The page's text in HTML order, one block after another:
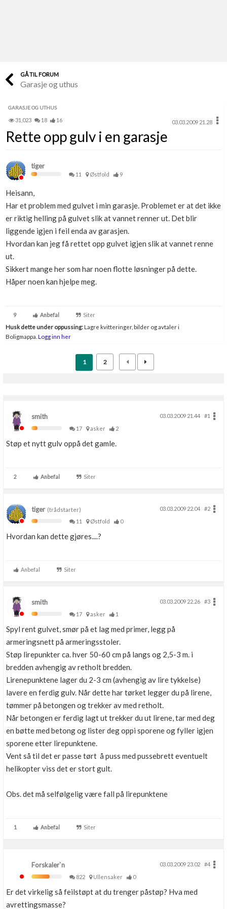
Finn håndverkere
Papirer som mangler
Skaff dokumentasjon som mangler
Kundeservice
Få svar på det du lurer på
Kom i gang med Boligmappa
Se din bolig? Klikk her
Boligmappa+
Få mer ut av Boligmappa
Nytt
GÅ TIL FORUM
Garasje og uthus
GARASJE OG UTHUS
31,023 18 16 03.03.2009 21.28
Rette opp gulv i en garasje
tiger
11 Østfold 9
Heisann,
Har et problem med gulvet i min garasje. Problemet er at det ikke
er riktig helling på gulvet slik at vannet renner ut. Det blir
liggende igjen i feil enda av garasjen.
Hvordan kan jeg få rettet opp gulvet igjen slik at vannet renne
ut.
Sikkert mange her som har noen flotte løsninger på dette.
Håper noen kan hjelpe meg.
9 Anbefal Siter
Husk dette under oppussing:Lagre kvitteringer, bilder og avtaler i
Boligmappa. Logg inn her
1 2
smith 03.03.2009 21.44
#1
17
asker 2
Støp et nytt gulv oppå det gamle.
2 Anbefal Siter
tiger(trådstarter) 03.03.2009 22.04
#2
11
Østfold 0
Hvordan kan dette gjøres....?
Anbefal Siter
smith 03.03.2009 22.26
#3
17
asker 1
Spyl rent gulvet, smør på et lag med primer, legg på
armeringsnett på armeringsstoler.
Støp lirepunkter ca. hver 50-60 cm på langs og 2,5-3 m. i
bredden avhengig av retholt bredden.
Lirenepunktene lager du 2-3 cm (avhengig av lire tykkelse)
lavere en ferdig gulv. Når dette har tørket legger du på lirene,
tømmer på betongen og trekker av med retholt.
Når betongen er ferdig lagt ut trekker du ut lirene, tar med deg
en bøtte med betong og lister deg oppi sporene og fyller igjen
sporene etter lirepunktene.
Vent så til det er passe tørt å puss med pussebrett eventuelt
helikopter viss det er stort gult.
Obs. det må selfølgelig være fall på lirepunktene
1 Anbefal Siter
Forskaler`n 03.03.2009 23.02
#4
822
Ullensaker 0
Er det virkelig så feilstøpt at du trenger påstøp? Hva med
avrettingsmasse?